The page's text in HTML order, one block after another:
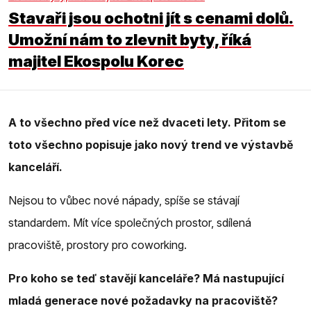
Stavaři jsou ochotni jít s cenami dolů.
Umožní nám to zlevnit byty, říká
majitel Ekospolu Korec
A to všechno před více než dvaceti lety. Přitom se
toto všechno popisuje jako nový trend ve výstavbě
kanceláří.
Nejsou to vůbec nové nápady, spíše se stávají
standardem. Mít více společných prostor, sdílená
pracoviště, prostory pro coworking.
Pro koho se teď stavějí kanceláře? Má nastupující
mladá generace nové požadavky na pracoviště?